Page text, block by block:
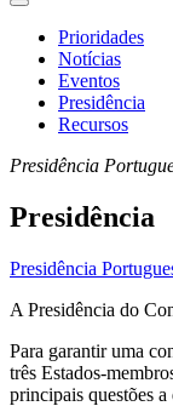
Toggle
navigationPrioridades
Notícias
Eventos
Presidência
Recursos
Presidência
Presidência
Presidência
A Presidência do
Para garantir uma
três Estados-
principais questões